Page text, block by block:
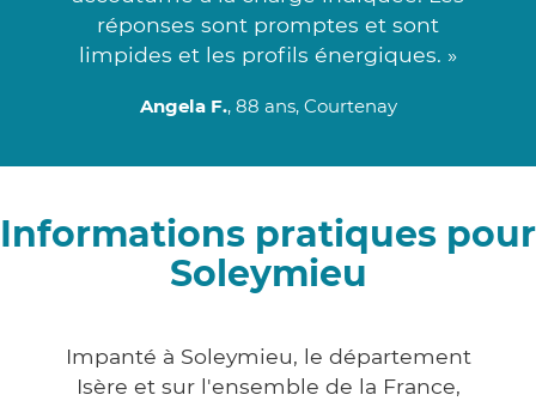
réponses sont promptes et sont
limpides et les profils énergiques. »
Angela F., 88 ans, Courtenay
Informations pratiques pour
Soleymieu
Impanté à Soleymieu, le département
Isère et sur l'ensemble de la France,